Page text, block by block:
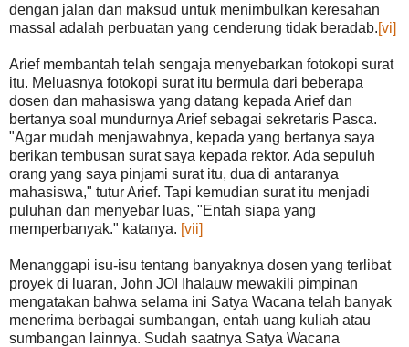
dengan jalan dan maksud untuk menimbulkan keresahan
massal adalah perbuatan yang cenderung tidak beradab.[vi]
Arief membantah telah sengaja menyebarkan fotokopi surat
itu. Meluasnya fotokopi surat itu bermula dari beberapa
dosen dan mahasiswa yang datang kepada Arief dan
bertanya soal mundurnya Arief sebagai sekretaris Pasca.
"Agar mudah menjawabnya, kepada yang bertanya saya
berikan tembusan surat saya kepada rektor. Ada sepuluh
orang yang saya pinjami surat itu, dua di antaranya
mahasiswa," tutur Arief. Tapi kemudian surat itu menjadi
puluhan dan menyebar luas, "Entah siapa yang
memperbanyak." katanya. [vii]
Menanggapi isu-isu tentang banyaknya dosen yang terlibat
proyek di luaran, John JOI Ihalauw mewakili pimpinan
mengatakan bahwa selama ini Satya Wacana telah banyak
menerima berbagai sumbangan, entah uang kuliah atau
sumbangan lainnya. Sudah saatnya Satya Wacana